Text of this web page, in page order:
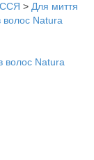
> Для миття
Natura